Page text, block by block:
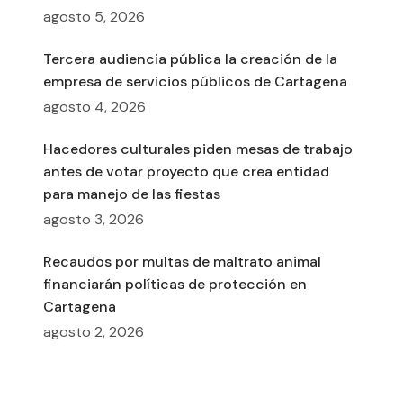
agosto 5, 2026
Tercera audiencia pública la creación de la
empresa de servicios públicos de Cartagena
agosto 4, 2026
Hacedores culturales piden mesas de trabajo
antes de votar proyecto que crea entidad
para manejo de las fiestas
agosto 3, 2026
Recaudos por multas de maltrato animal
financiarán políticas de protección en
Cartagena
agosto 2, 2026